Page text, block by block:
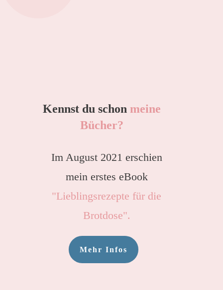
Kennst du schon meine
Bücher?
Im August 2021 erschien
mein erstes eBook
"Lieblingsrezepte für die
Brotdose".
Mehr Infos